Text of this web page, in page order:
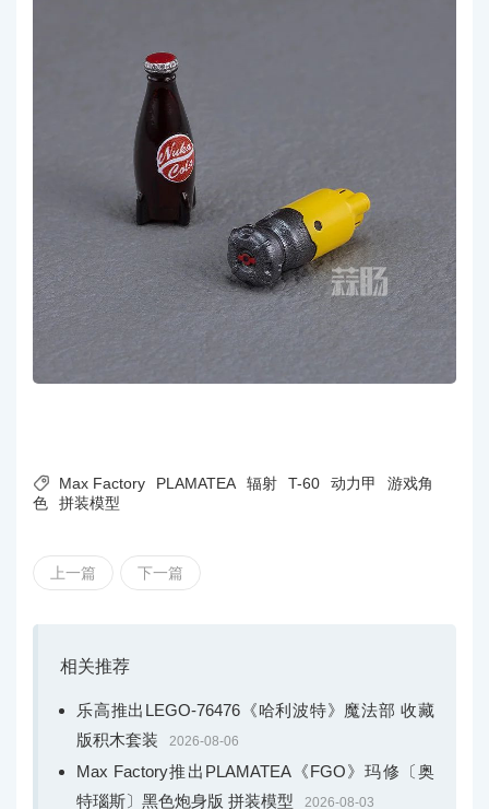
 Max Factory PLAMATEA 辐射 T-60 动力甲
游戏角
色
拼装模型
上一篇 下一篇
相关推荐
乐高推出LEGO-76476《哈利波特》魔法部 收藏
版积木套装
2026-08-06
Max Factory推出PLAMATEA《FGO》玛修〔奥
特瑙斯〕黑色炮身版 拼装模型
2026-08-03